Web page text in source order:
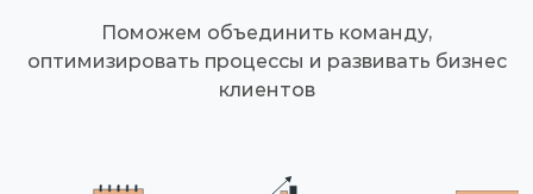
Поможем объединить команду,
оптимизировать процессы и развивать бизнес
клиентов